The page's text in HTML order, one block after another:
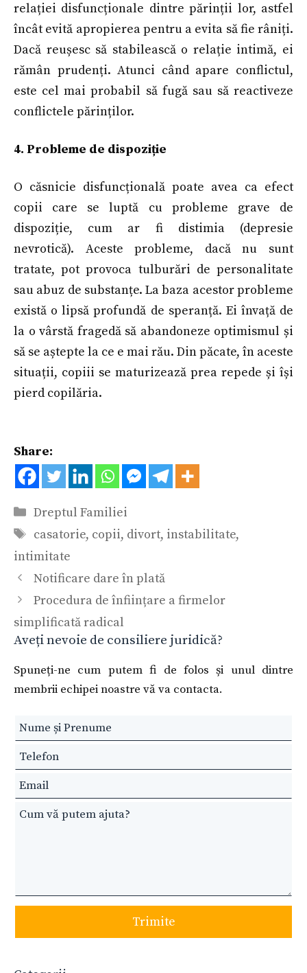
relației disfuncționale dintre părinții lor, astfel
încât evită apropierea pentru a evita să fie râniți.
Dacă reușesc să stabilească o relație intimă, ei
rămân prudenți. Atunci când apare conflictul,
este cel mai probabil să fugă sau să reactiveze
conflictele părinților.
4. Probleme de dispoziție
O căsnicie disfuncțională poate avea ca efect
copii care se luptă cu probleme grave de
dispoziție, cum ar fi distimia (depresie
nevrotică). Aceste probleme, dacă nu sunt
tratate, pot provoca tulburări de personalitate
sau abuz de substanțe. La baza acestor probleme
există o lipsă profundă de speranță. Ei învață de
la o vârstă fragedă să abandoneze optimismul și
să se aștepte la ce e mai rău. Din păcate, în aceste
situații, copiii se maturizează prea repede și își
pierd copilăria.
Share:
Categorii
Dreptul Familiei
Etichete
casatorie, copii, divort, instabilitate,
intimitate
Notificare dare în plată
Procedura de înființare a firmelor
simplificată radical
Aveți nevoie de consiliere juridică?
Spuneți-ne cum putem fi de folos și unul dintre
membrii echipei noastre vă va contacta.
Leave
this
field
blank
Trimite